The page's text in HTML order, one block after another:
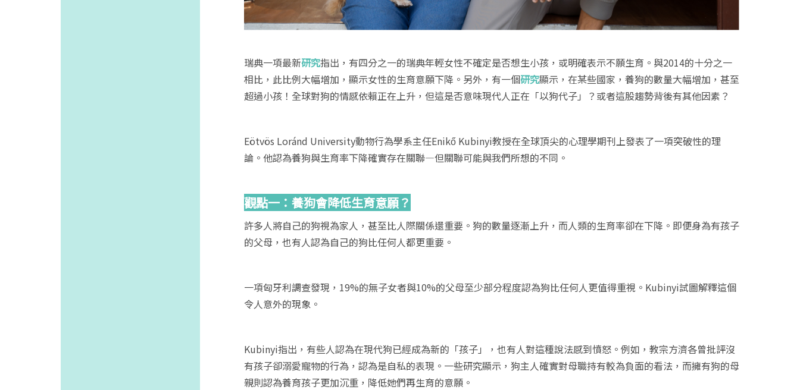
瑞典一項最新研究指出，有四分之一的瑞典年輕女性不確定是否想生小孩，或明確表示不願生育。與2014的十分之一
相比，此比例大幅增加，顯示女性的生育意願下降。另外，有一個研究顯示，在某些國家，養狗的數量大幅增加，甚至
超過小孩！全球對狗的情感依賴正在上升，但這是否意味現代人正在「以狗代子」？或者這股趨勢背後有其他因素？
Eötvös Loránd University動物行為學系主任Enikő Kubinyi教授在全球頂尖的心理學期刊上發表了一項突破性的理
論。他認為養狗與生育率下降確實存在關聯—但關聯可能與我們所想的不同。
觀點一：養狗會降低生育意願？
許多人將自己的狗視為家人，甚至比人際關係還重要。狗的數量逐漸上升，而人類的生育率卻在下降。即便身為有孩子
的父母，也有人認為自己的狗比任何人都更重要。
一項匈牙利調查發現，19%的無子女者與10%的父母至少部分程度認為狗比任何人更值得重視。Kubinyi試圖解釋這個
令人意外的現象。
Kubinyi指出，有些人認為在現代狗已經成為新的「孩子」，也有人對這種說法感到憤怒。例如，教宗方濟各曾批評沒
有孩子卻溺愛寵物的行為，認為是自私的表現。一些研究顯示，狗主人確實對母職持有較為負面的看法，而擁有狗的母
親則認為養育孩子更加沉重，降低她們再生育的意願。